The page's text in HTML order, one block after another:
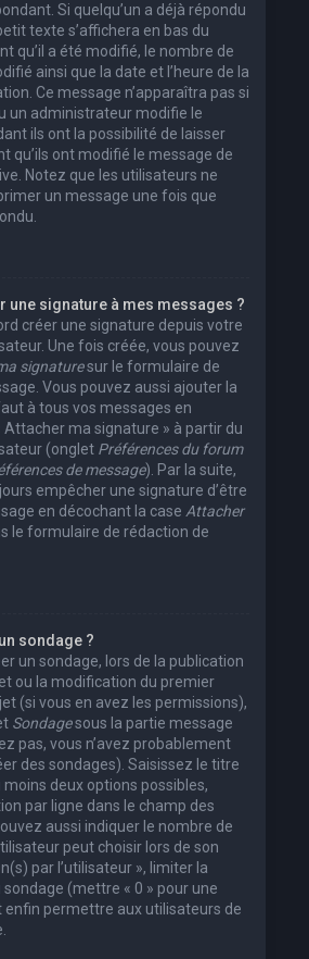
Si quelqu’un a déjà répondu
texte s’affichera en bas du
qu’il a été modifié, le nombre de
ainsi que la date et l’heure de la
Ce message n’apparaîtra pas si
un administrateur modifie le
ils ont la possibilité de laisser
qu’ils ont modifié le message de
Notez que les utilisateurs ne
un message une fois que
une signature à mes messages ?
créer une signature depuis votre
Une fois créée, vous pouvez
signaturesur le formulaire de
Vous pouvez aussi ajouter la
à tous vos messages en
Attacher ma signature » à partir du
(onglet Préférences du forum
de message). Par la suite,
empêcher une signature d’être
en décochant la case Attacher
le formulaire de rédaction de
sondage ?
un sondage, lors de la publication
ou la modification du premier
(si vous en avez les permissions),
Sondagesous la partie message
pas, vous n’avez probablement
des sondages). Saisissez le titre
deux options possibles,
par ligne dans le champ des
aussi indiquer le nombre de
peut choisir lors de son
par l’utilisateur », limiter la
sondage (mettre « 0 » pour une
enfin permettre aux utilisateurs de